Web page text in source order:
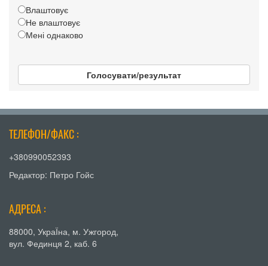
Влаштовує
Не влаштовує
Мені однаково
Голосувати/результат
ТЕЛЕФОН/ФАКС :
+380990052393
Редактор: Петро Гойс
АДРЕСА :
88000, УкраЇна, м. Ужгород,
вул. Фединця 2, каб. 6